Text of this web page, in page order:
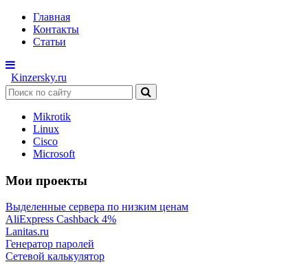
Главная
Контакты
Статьи
Kinzersky.ru
Mikrotik
Linux
Cisco
Microsoft
Мои проекты
Выделенные сервера по низким ценам
AliExpress Cashback 4%
Lanitas.ru
Генератор паролей
Сетевой калькулятор